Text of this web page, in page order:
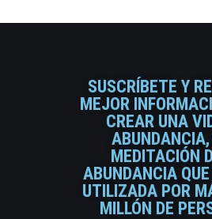
SUSCRÍBETE Y
MEJOR
CREAR UNA
MEDITACIÓN
ABUNDANCIA
UTILIZADA POR
MILLÓN DE